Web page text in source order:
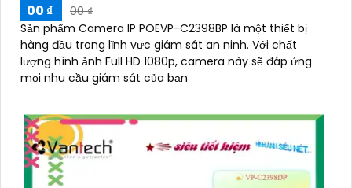
00 ₫
00 ₫
Sản phẩm Camera IP POEVP-C2398BP là một thiết bị
hàng đầu trong lĩnh vực giám sát an ninh. Với chất
lượng hình ảnh Full HD 1080p, camera này sẽ đáp ứng
mọi nhu cầu giám sát của bạn